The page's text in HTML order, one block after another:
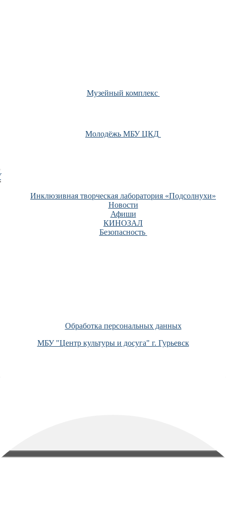
Музейный комплекс
Молодёжь МБУ ЦКД
Инклюзивная творческая лаборатория «Подсолнухи»
Новости
Афиши
КИНОЗАЛ
Безопасность
Обработка персональных данных
МБУ "Центр культуры и досуга" г. Гурьевск